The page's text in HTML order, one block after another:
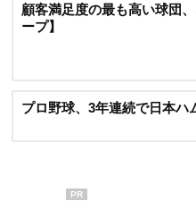
顧客満足度の最も高い球団
ープ】
プロ野球、3年連続で日本ハ
PR